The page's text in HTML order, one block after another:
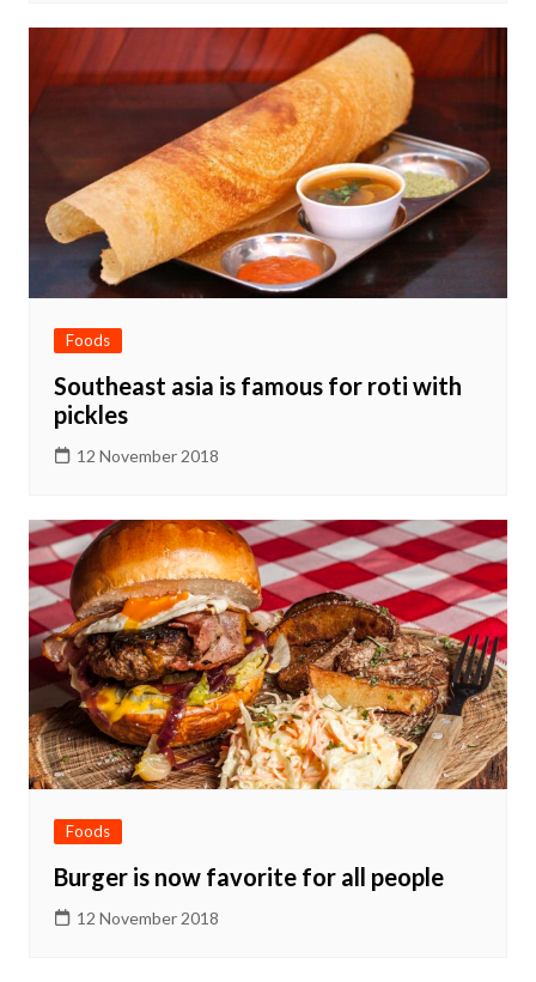
Foods
Southeast asia is famous for roti with
pickles
12 November 2018
Foods
Burger is now favorite for all people
12 November 2018